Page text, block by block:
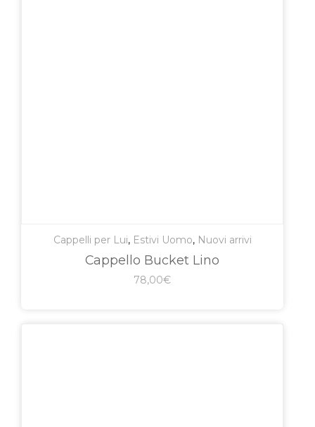
Cappelli per Lui, Estivi Uomo, Nuovi arrivi
Cappello Bucket Lino
78,00€